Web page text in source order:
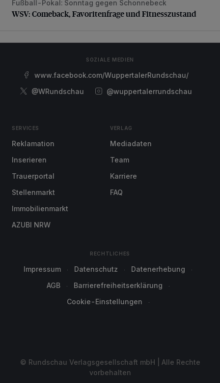
WSV: Comeback, Favoritenfrage und Fitnesszustand
Fußball-Pokal: Sonntag gegen Schonnebeck
WSV: Comeback, Favoritenfrage und Fitnesszustand
SOZIALE MEDIEN
www.facebook.com/WuppertalerRundschau/
@WRundschau
@wuppertalerrundschau
SERVICES
Reklamation
Inserieren
Trauerportal
Stellenmarkt
Immobilienmarkt
AZUBI NRW
VERLAG
Mediadaten
Team
Karriere
FAQ
RECHTLICHES
Impressum Datenschutz
Datenerhebung
AGB
Barrierefreiheitserklärung
Cookie-Einstellungen
© Rundschau Verlagsgesellschaft mbH | Alle Rechte
vorbehalten